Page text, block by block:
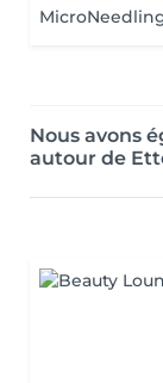
Nous avons
autour de